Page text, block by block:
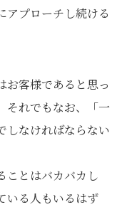
アプローチし続ける
お客様であると思っ
それでもなお、「一
しなければならない
ことはバカバカし
いる人もいるはず